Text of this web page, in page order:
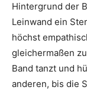
Hintergrund der
Leinwand ein
höchst
gleichermaßen
Band tanzt und
anderen, bis die